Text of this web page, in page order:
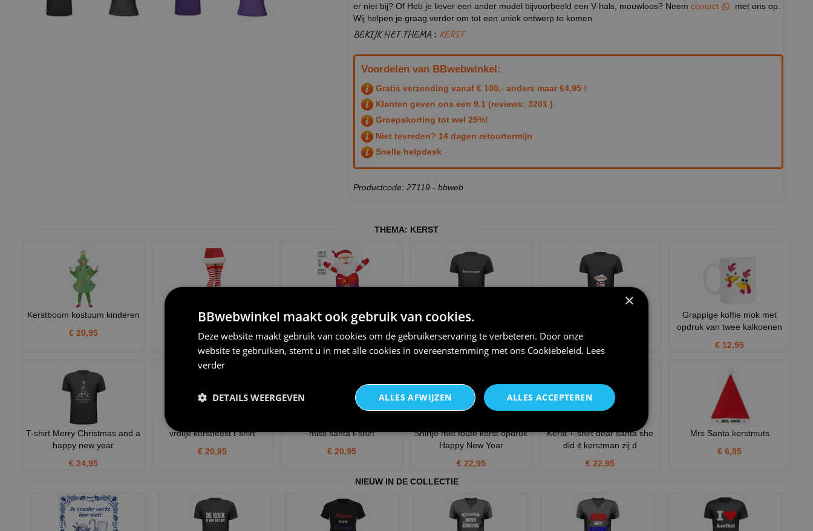
er niet bij? Of Heb je liever een ander model bijvoorbeeld een V-hals, mouwloos? Neem contact
met ons op.
Wij helpen je graag verder om tot een uniek ontwerp te komen
BEKIJK HET THEMA : KERST
Voordelen van BBwebwinkel:
Gratis verzending vanaf € 100,- anders maar €4,95 !
Klanten geven ons een 9.1 (reviews: 3201 )
Groepskorting tot wel 25%!
Niet tevreden? 14 dagen retourtermijn
Snelle helpdesk
Productcode: 27119 - bbweb
THEMA: KERST
Kerstboom kostuum kinderen
€ 20,95
Kniekousen Rood Wit
€ 6,95
Mega grote opblaasbare grote
kerstman 3 meter met
€ 139,95
Kerst jonguh t-shirt
€ 22,95
Grappige koffie mok met
opdruk van twee kalkoenen
€ 12,95
T-shirt Merry Christmas and a
happy new year
€ 24,95
vrolijk kerstfeest t-shirt
€ 20,95
miss santa t-shirt
€ 20,95
Shirtje met foute kerst opdruk
Happy New Year
€ 22,95
Kerst T-shirt dear santa she
did it kerstman zij d
€ 22,95
Mrs Santa kerstmuts
€ 6,95
NIEUW IN DE COLLECTIE
×
BBwebwinkel maakt ook gebruik van cookies.
Deze website maakt gebruik van cookies om de gebruikerservaring te verbeteren. Door onze
website te gebruiken, stemt u in met alle cookies in overeenstemming met ons Cookiebeleid. Lees
verder
ALLES ACCEPTEREN
ALLES AFWIJZEN
DETAILS WEERGEVEN